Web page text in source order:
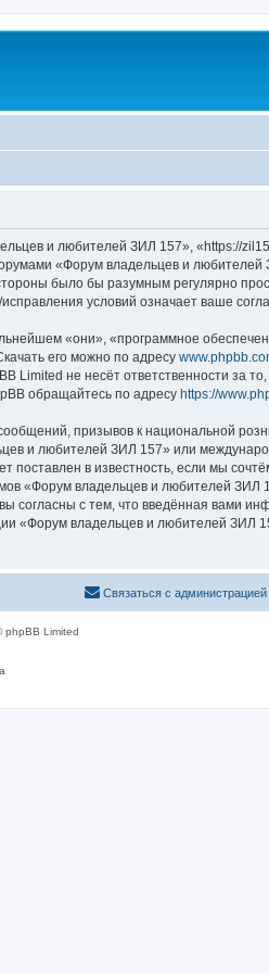
и любителей ЗИЛ 157», «https://
«Форум владельцев и
было бы разумным регулярно
условий означает ваше
«они», «программное
его можно по адресу
Limited не несёт ответственности за
обращайтесь по адресу https://
призывов к национальной
и любителей ЗИЛ 157» или
в известность, если мы
«Форум владельцев и любителей ЗИЛ
согласны с тем, что введённая вами
«Форум владельцев и любителей ЗИЛ
Связаться с администрацией
phpBB Limited